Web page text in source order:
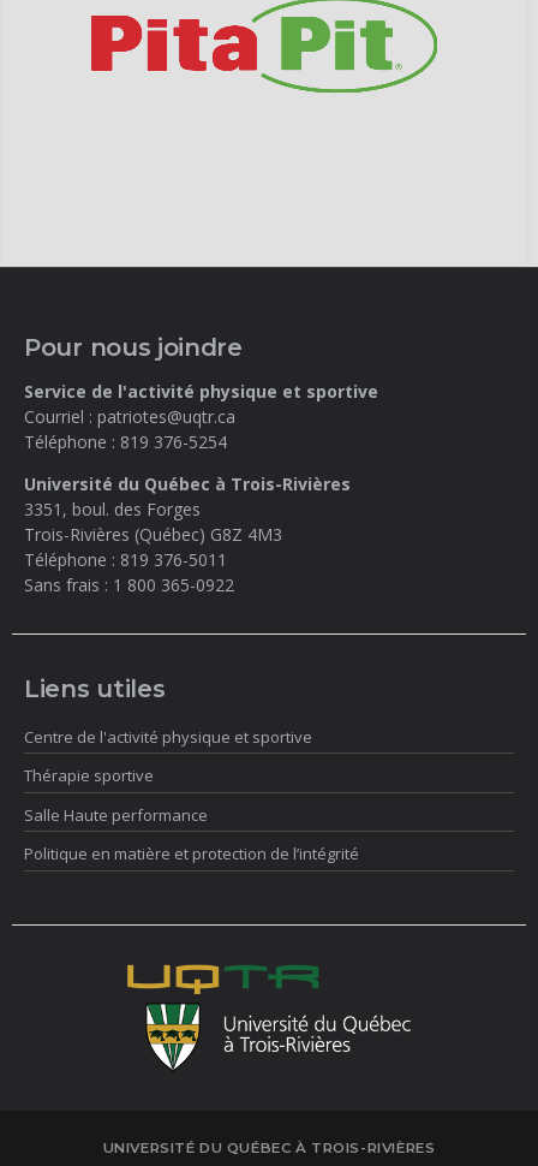
Pour nous joindre
Service de l'activité physique et sportive
Courriel : patriotes@uqtr.ca
Téléphone : 819 376-5254
Université du Québec à Trois-Rivières
3351, boul. des Forges
Trois-Rivières (Québec) G8Z 4M3
Téléphone : 819 376-5011
Sans frais : 1 800 365-0922
Liens utiles
Centre de l'activité physique et sportive
Thérapie sportive
Salle Haute performance
Politique en matière et protection de l’intégrité
UNIVERSITÉ DU QUÉBEC À TROIS-RIVIÈRES